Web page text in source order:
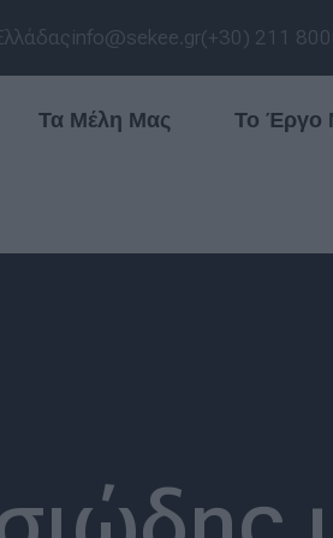
info@sekee.gr(+30) 211
Τα Μέλη Μας Το Έργο